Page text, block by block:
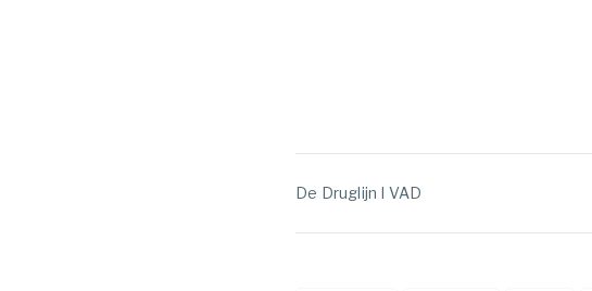
De Druglijn I VAD